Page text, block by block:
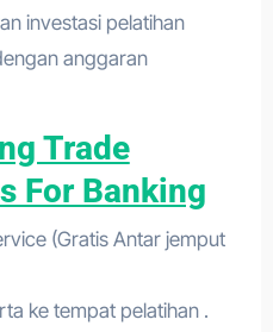
investasi pelatihan
anggaran
Trade
For Banking
(Gratis Antar jemput
ke tempat pelatihan .